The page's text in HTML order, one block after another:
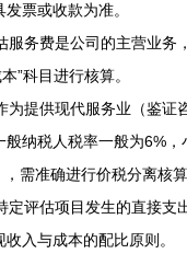
票或收款为准。
服务费是公司的主营业务
”科目进行核算。
为提供现代服务业（鉴证
般纳税人税率一般为6%
需准确进行价税分离核算
定评估项目发生的直接支
入与成本的配比原则。